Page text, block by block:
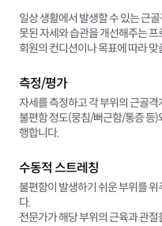
일상 생활에서 발생할 수 있는 근
못된 자세와 습관을 개선해주는
회원의 컨디션이나 목표에 따라
측정/평가
자세를 측정하고 각 부위의 근골
불편함 정도(뭉침/뻐근함/통증 등)
행합니다.
수동적 스트레칭
불편함이 발생하기 쉬운 부위를
다.
전문가가 해당 부위의 근육과 관